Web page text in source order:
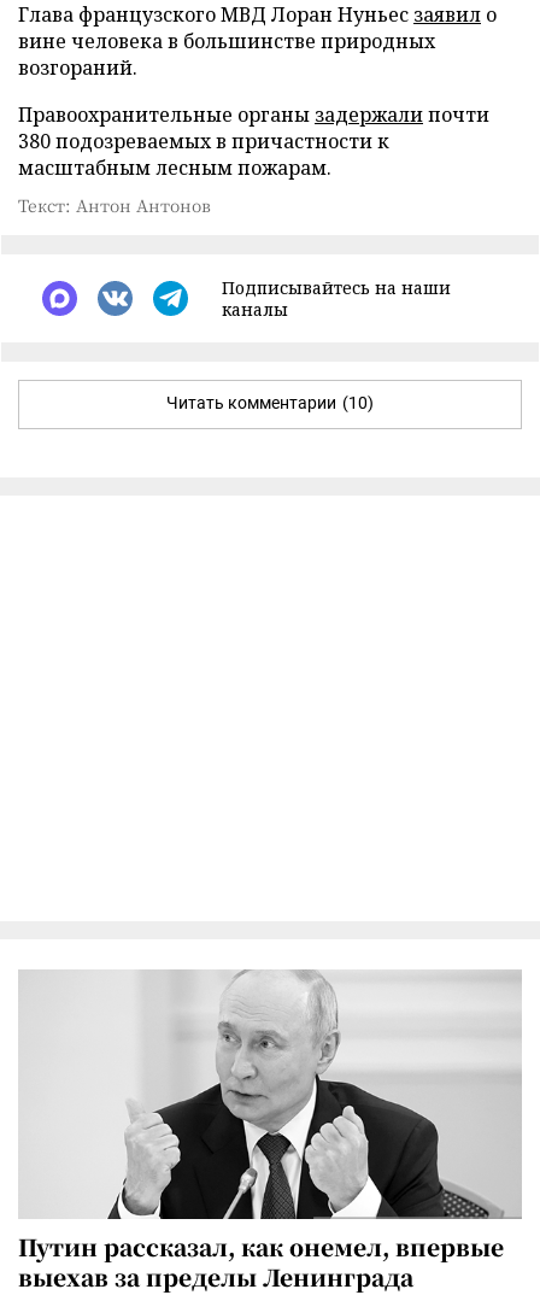
Глава французского МВД Лоран Нуньес заявил о
вине человека в большинстве природных
возгораний.
Правоохранительные органы задержалипочти
380 подозреваемых в причастности к
масштабным лесным пожарам.
Текст: Антон Антонов
Подписывайтесь на наши
каналы
Читать комментарии (10)
Путин рассказал, как онемел, впервые
выехав за пределы Ленинграда